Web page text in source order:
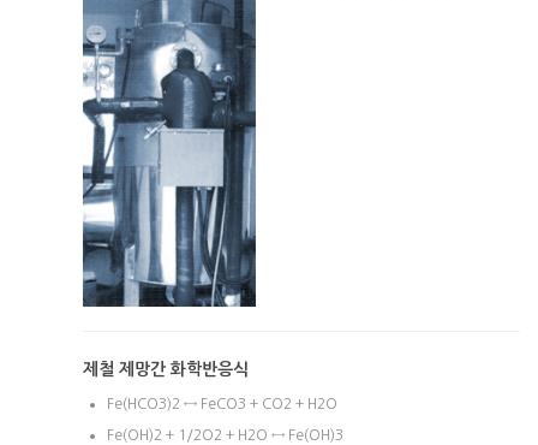
제철 제망간 화학반응식
Fe(HCO3)2 ↔ FeCO3 + CO2 + H2O
Fe(OH)2 + 1/2O2 + H2O ↔ Fe(OH)3